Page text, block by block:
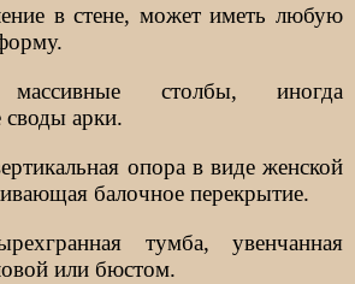
в стене, может иметь любую
столбы, иногда
арки.
опора в виде женской
балочное перекрытие.
тумба, увенчанная
или бюстом.